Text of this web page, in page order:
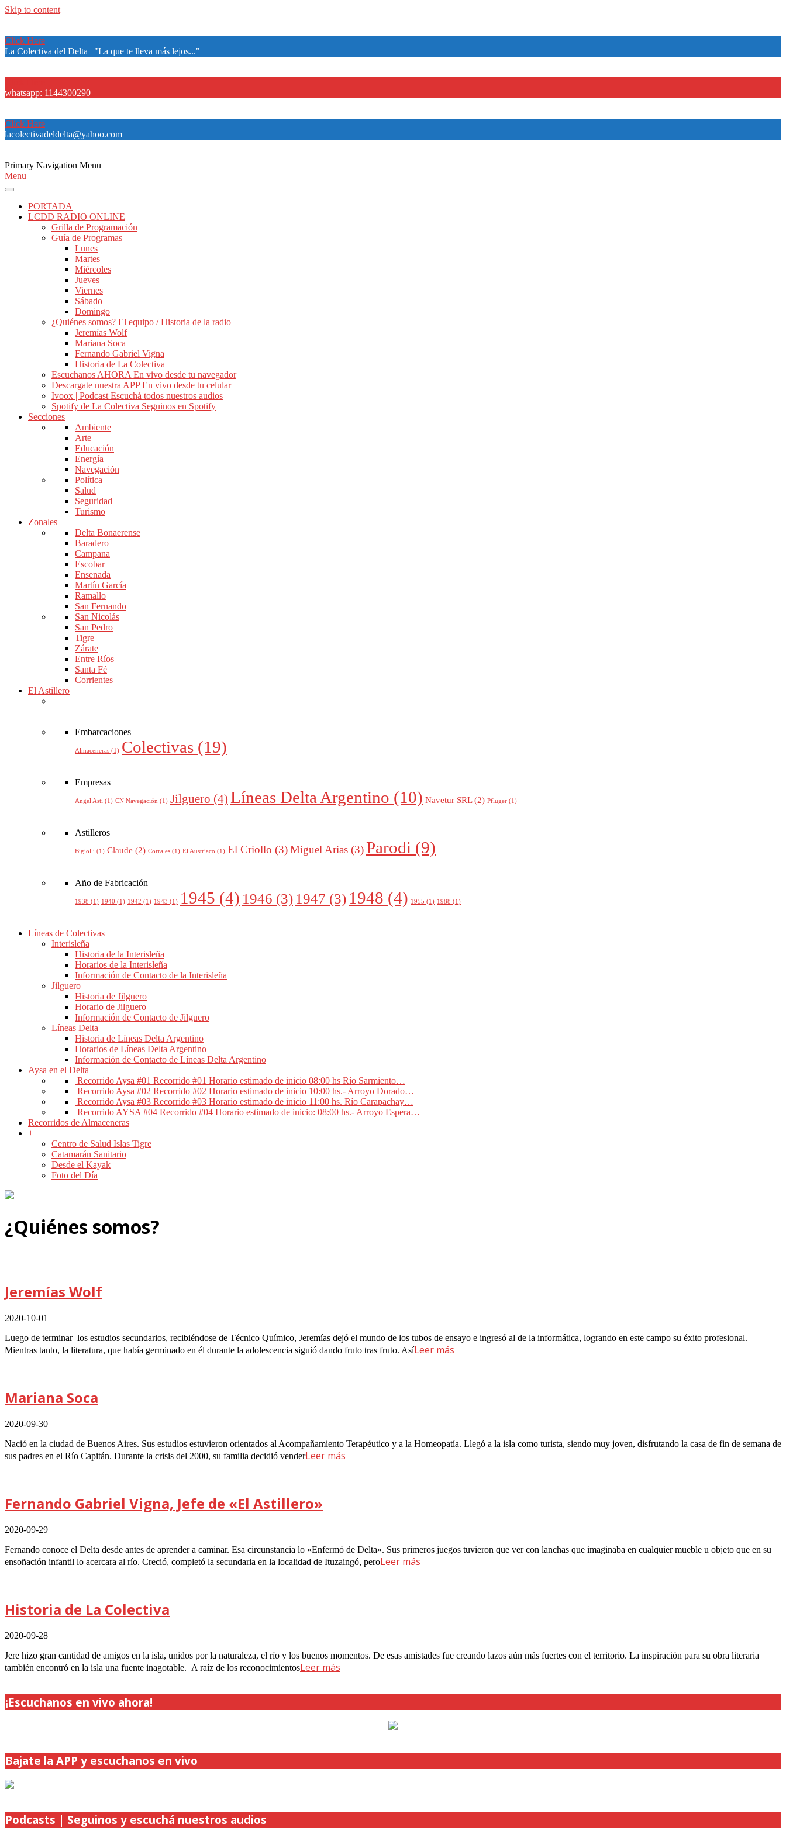
Skip to content
Click Here
La Colectiva del Delta | "La que te lleva más lejos..."
whatsapp: 1144300290
Click Here
lacolectivadeldelta@yahoo.com
Primary Navigation Menu
Menu
PORTADA
LCDD RADIO ONLINE
Grilla de Programación
Guía de Programas
Lunes
Martes
Miércoles
Jueves
Viernes
Sábado
Domingo
¿Quiénes somos? El equipo / Historia de la radio
Jeremías Wolf
Mariana Soca
Fernando Gabriel Vigna
Historia de La Colectiva
Escuchanos AHORA En vivo desde tu navegador
Descargate nuestra APP En vivo desde tu celular
Ivoox | Podcast Escuchá todos nuestros audios
Spotify de La Colectiva Seguinos en Spotify
Secciones
Ambiente
Arte
Educación
Energía
Navegación
Política
Salud
Seguridad
Turismo
Zonales
Delta Bonaerense
Baradero
Campana
Escobar
Ensenada
Martín García
Ramallo
San Fernando
San Nicolás
San Pedro
Tigre
Zárate
Entre Ríos
Santa Fé
Corrientes
El Astillero
Embarcaciones
Almaceneras (1) Colectivas (19)
Empresas
Angel Asti (1) CN Navegación (1) Jilguero (4) Líneas Delta Argentino (10) Navetur SRL(2) Pfluger (1)
Astilleros
Bigiolli (1) Claude (2) Corrales (1) El Austríaco (1) El Criollo (3)Miguel Arias (3)Parodi (9)
Año de Fabricación
1938 (1) 1940 (1) 1942 (1) 1943 (1) 1945 (4) 1946 (3) 1947 (3) 1948 (4) 1955 (1) 1988 (1)
Líneas de Colectivas
Interisleña
Historia de la Interisleña
Horarios de la Interisleña
Información de Contacto de la Interisleña
Jilguero
Historia de Jilguero
Horario de Jilguero
Información de Contacto de Jilguero
Líneas Delta
Historia de Líneas Delta Argentino
Horarios de Líneas Delta Argentino
Información de Contacto de Líneas Delta Argentino
Aysa en el Delta
Recorrido Aysa #01 Recorrido #01 Horario estimado de inicio 08:00 hs Río Sarmiento…
Recorrido Aysa #02 Recorrido #02 Horario estimado de inicio 10:00 hs.- Arroyo Dorado…
Recorrido Aysa #03 Recorrido #03 Horario estimado de inicio 11:00 hs. Río Carapachay…
Recorrido AYSA #04 Recorrido #04 Horario estimado de inicio: 08:00 hs.- Arroyo Espera…
Recorridos de Almaceneras
+
Centro de Salud Islas Tigre
Catamarán Sanitario
Desde el Kayak
Foto del Día
¿Quiénes somos?
Jeremías Wolf
2020-10-01
Luego de terminar los estudios secundarios, recibiéndose de Técnico Químico, Jeremías dejó el mundo de los tubos de ensayo e ingresó al de la informática, logrando en este campo su éxito profesional.
Mientras tanto, la literatura, que había germinado en él durante la adolescencia siguió dando fruto tras fruto. AsíLeer más
Mariana Soca
2020-09-30
Nació en la ciudad de Buenos Aires. Sus estudios estuvieron orientados al Acompañamiento Terapéutico y a la Homeopatía. Llegó a la isla como turista, siendo muy joven, disfrutando la casa de fin de semana de
sus padres en el Río Capitán. Durante la crisis del 2000, su familia decidió venderLeer más
Fernando Gabriel Vigna, Jefe de «El Astillero»
2020-09-29
Fernando conoce el Delta desde antes de aprender a caminar. Esa circunstancia lo «Enfermó de Delta». Sus primeros juegos tuvieron que ver con lanchas que imaginaba en cualquier mueble u objeto que en su
ensoñación infantil lo acercara al río. Creció, completó la secundaria en la localidad de Ituzaingó, peroLeer más
Historia de La Colectiva
2020-09-28
Jere hizo gran cantidad de amigos en la isla, unidos por la naturaleza, el río y los buenos momentos. De esas amistades fue creando lazos aún más fuertes con el territorio. La inspiración para su obra literaria
también encontró en la isla una fuente inagotable. A raíz de los reconocimientosLeer más
¡Escuchanos en vivo ahora!
Bajate la APP y escuchanos en vivo
Podcasts | Seguinos y escuchá nuestros audios